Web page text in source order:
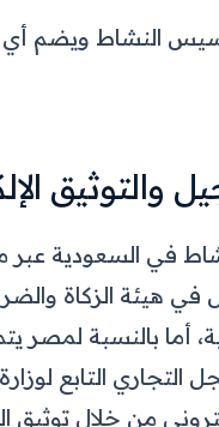
النشاط ويضم أي
والتوثيق
في السعودية عبر
في هيئة الزكاة
أما بالنسبة
التجاري التابع
من خلال توثيق